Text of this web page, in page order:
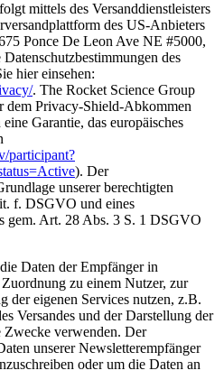
mittels des Versanddienstleisters
des US-Anbieters
Ponce De Leon Ave NE #5000,
des
hier einsehen:
. The Rocket Science Group
Privacy-Shield-Abkommen
Garantie, das europäisches
participant?
). Der
unserer berechtigten
f. DSGVO und eines
gem. Art. 28 Abs. 3 S. 1 DSGVO
Daten der Empfänger in
zu einem Nutzer, zur
der eigenen Services nutzen, z.B.
Versandes und der Darstellung der
Zwecke verwenden. Der
unserer Newsletterempfänger
oder um die Daten an